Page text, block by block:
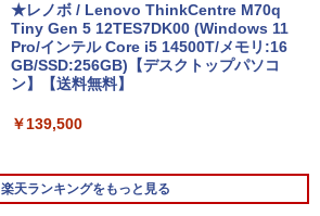
ノートパソコン 新品 14インチ Office搭
載 Windows11 Pro 日本語キーボード メ
モリ 12GB SSD 128GB 256GB 512GB 1
TB Webカメラ WiFi Bluetooth 選べる
★レノボ / Lenovo ThinkCentre M70q
Tiny Gen 5 12TES7DK00 (Windows 11
Pro/インテル Core i5 14500T/メモリ:16
GB/SSD:256GB)【デスクトップパソコ
ン】【送料無料】
￥139,500
楽天ランキングをもっと見る